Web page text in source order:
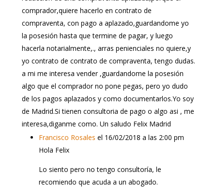
comprador,quiere hacerlo en contrato de
compraventa, con pago a aplazado,guardandome yo
la posesión hasta que termine de pagar, y luego
hacerla notarialmente,., arras penienciales no quiere,y
yo contrato de contrato de compraventa, tengo dudas.
a mi me interesa vender ,guardandome la posesión
algo que el comprador no pone pegas, pero yo dudo
de los pagos aplazados y como documentarlos.Yo soy
de Madrid.Si tienen consultoria de pago o algo asi , me
interesa,diganme como. Un saludo Felix Madrid
Francisco Rosales el 16/02/2018 a las 2:00 pm
Hola Felix
Lo siento pero no tengo consultoría, le
recomiendo que acuda a un abogado.